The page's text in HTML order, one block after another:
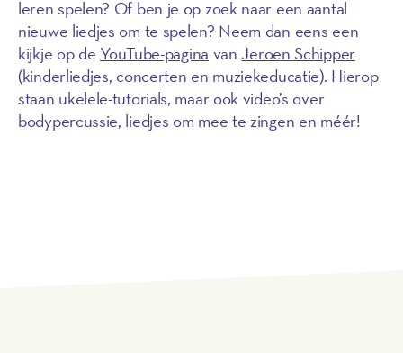
leren spelen? Of ben je op zoek naar een aantal
nieuwe liedjes om te spelen? Neem dan eens een
kijkje op de YouTube-pagina vanJeroen Schipper
(kinderliedjes, concerten en muziekeducatie). Hierop
staan ukelele-tutorials, maar ook video’s over
bodypercussie, liedjes om mee te zingen en méér!